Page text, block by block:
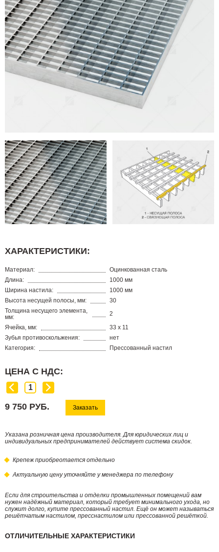
ХАРАКТЕРИСТИКИ:
Материал:
Оцинкованная сталь
Длина:
1000 мм
Ширина настила:
1000 мм
Высота несущей полосы, мм:
30
Толщина несущего элемента,
мм:
2
Ячейка, мм:
33 х 11
Зубья противоскольжения:
нет
Категория:
Прессованный настил
ЦЕНА С НДС:
9 750 РУБ. Заказать
Указана розничная цена производителя. Для юридических лиц и
индивидуальных предпринимателей действует система скидок.
Крепеж приобреотается отдельно
Актуальную цену уточняйте у менеджера по телефону
Если для строительства и отделки промышленных помещений вам
нужен надёжный материал, который требует минимального ухода, но
служит долго, купите прессованный настил. Ещё он может называться
решётчатым настилом, пресснастилом или прессованной решёткой.
ОТЛИЧИТЕЛЬНЫЕ ХАРАКТЕРИСТИКИ